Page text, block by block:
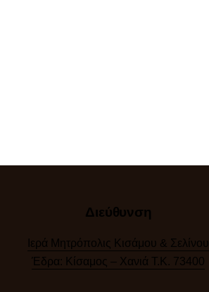
Διεύθυνση
Ιερά Μητρόπολις Κισάμου & Σελίνου
Έδρα: Κίσαμος – Χανιά Τ.Κ. 73400